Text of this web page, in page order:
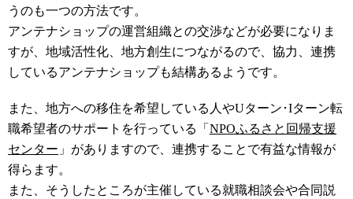
うのも一つの方法です。
アンテナショップの運営組織との交渉などが必要になりま
すが、地域活性化、地方創生につながるので、協力、連携
しているアンテナショップも結構あるようです。
また、地方への移住を希望している人やUターン･Iターン転
職希望者のサポートを行っている「 NPOふるさと回帰支援
センター 」がありますので、連携することで有益な情報が
得らます。
また、そうしたところが主催している就職相談会や合同説